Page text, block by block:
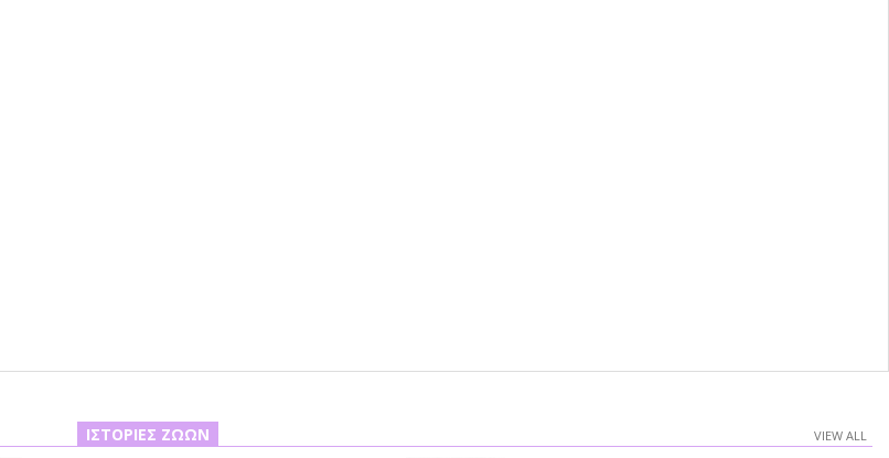
ΙΣΤΟΡΊΕΣ ΖΏΩΝ VIEW ALL